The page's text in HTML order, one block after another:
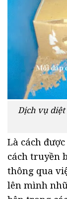
Dịch vụ diệt
Là cách
cách truyền
thông qua
lên mình